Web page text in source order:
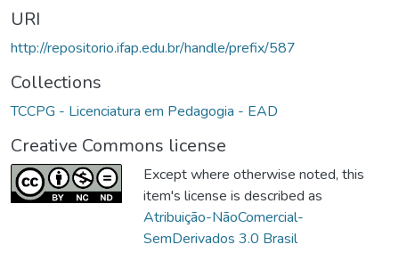
URI
http://repositorio.ifap.edu.br/handle/prefix/587
Collections
TCCPG - Licenciatura em Pedagogia - EAD
Creative Commons license
Except where otherwise noted, this
item's license is described as
Atribuição-NãoComercial-
SemDerivados 3.0 Brasil